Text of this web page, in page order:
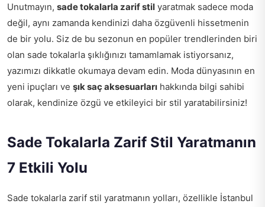
Unutmayın, sade tokalarla zarif stil yaratmak sadece moda
değil, aynı zamanda kendinizi daha özgüvenli hissetmenin
de bir yolu. Siz de bu sezonun en popüler trendlerinden biri
olan sade tokalarla şıklığınızı tamamlamak istiyorsanız,
yazımızı dikkatle okumaya devam edin. Moda dünyasının en
yeni ipuçları ve şık saç aksesuarları hakkında bilgi sahibi
olarak, kendinize özgü ve etkileyici bir stil yaratabilirsiniz!
Sade Tokalarla Zarif Stil Yaratmanın
7 Etkili Yolu
Sade tokalarla zarif stil yaratmanın yolları, özellikle İstanbul